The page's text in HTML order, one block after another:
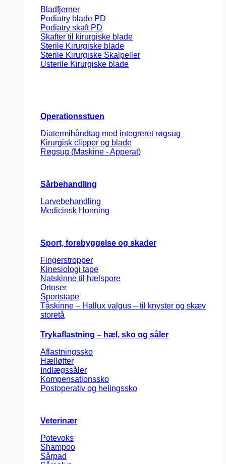
Bladfjerner
Podiatry blade PD
Podiatry skaft PD
Skafter til kirurgiske blade
Sterile Kirurgiske blade
Sterile Kirurgiske Skalpeller
Usterile Kirurgiske blade
Operationsstuen
Diatermihåndtag med integreret røgsug
Kirurgisk clipper og blade
Røgsug (Maskine - Apperat)
Sårbehandling
Larvebehandling
Medicinsk Honning
Sport, forebyggelse og skader
Fingerstropper
Kinesiologi tape
Natskinne til hælspore
Ortoser
Sportstape
Tåskinne – Hallux valgus – til knyster og skæv
storetå
Trykaflastning – hæl, sko og såler
Aflastningssko
Hælløfter
Indlægssåler
Kompensationssko
Postoperativ og helingssko
Veterinær
Potevoks
Shampoo
Sårpad